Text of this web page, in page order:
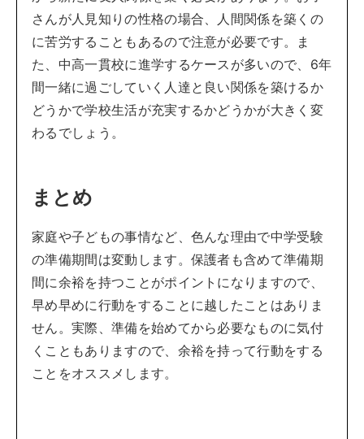
さんが人見知りの性格の場合、人間関係を築くの
に苦労することもあるので注意が必要です。ま
た、中高一貫校に進学するケースが多いので、6年
間一緒に過ごしていく人達と良い関係を築けるか
どうかで学校生活が充実するかどうかが大きく変
わるでしょう。
まとめ
家庭や子どもの事情など、色んな理由で中学受験
の準備期間は変動します。保護者も含めて準備期
間に余裕を持つことがポイントになりますので、
早め早めに行動をすることに越したことはありま
せん。実際、準備を始めてから必要なものに気付
くこともありますので、余裕を持って行動をする
ことをオススメします。